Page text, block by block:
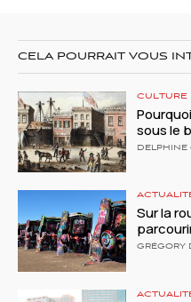
CELA POURRAIT VOUS
CULTURE
sous le
DELPHINE
Sur la
GRÉGORY